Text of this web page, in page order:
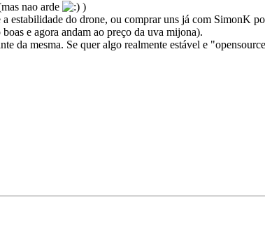
nao arde
)
estabilidade do drone, ou comprar uns já com SimonK
e agora andam ao preço da uva mijona).
da mesma. Se quer algo realmente estável e